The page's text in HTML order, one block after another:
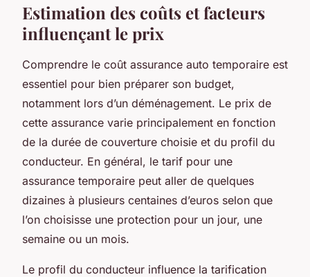
Estimation des coûts et facteurs
influençant le prix
Comprendre le coût assurance auto temporaire est
essentiel pour bien préparer son budget,
notamment lors d’un déménagement. Le prix de
cette assurance varie principalement en fonction
de la durée de couverture choisie et du profil du
conducteur. En général, le tarif pour une
assurance temporaire peut aller de quelques
dizaines à plusieurs centaines d’euros selon que
l’on choisisse une protection pour un jour, une
semaine ou un mois.
Le profil du conducteur influence la tarification